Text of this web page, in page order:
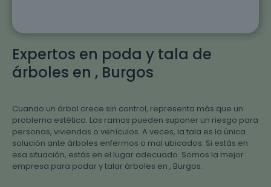
Expertos en poda y tala de
árboles en , Burgos
Cuando un árbol crece sin control, representa más que un
problema estético. Las ramas pueden suponer un riesgo para
personas, viviendas o vehículos. A veces, la tala es la única
solución ante árboles enfermos o mal ubicados. Si estás en
esa situación, estás en el lugar adecuado. Somos la mejor
empresa para podar y talar árboles en , Burgos.